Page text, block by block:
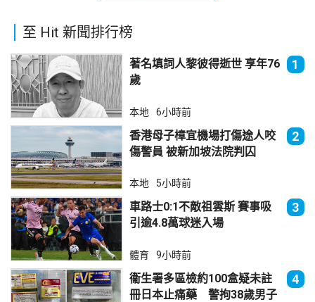
至 Hit 新聞排行榜
著名填詞人黎彼得逝世 享年76
歲
1
本地 6小時前
香港母子樟宜機場打傷途人咬
傷警員 被新加坡法院判囚
2
本地 5小時前
車路士0:1不敵祖雲斯 賽事吸
引逾4.8萬球迷入場
3
體育 9小時前
衞生署多區檢約100盒疑未註
冊日本止痛藥 警拘38歲男子
4